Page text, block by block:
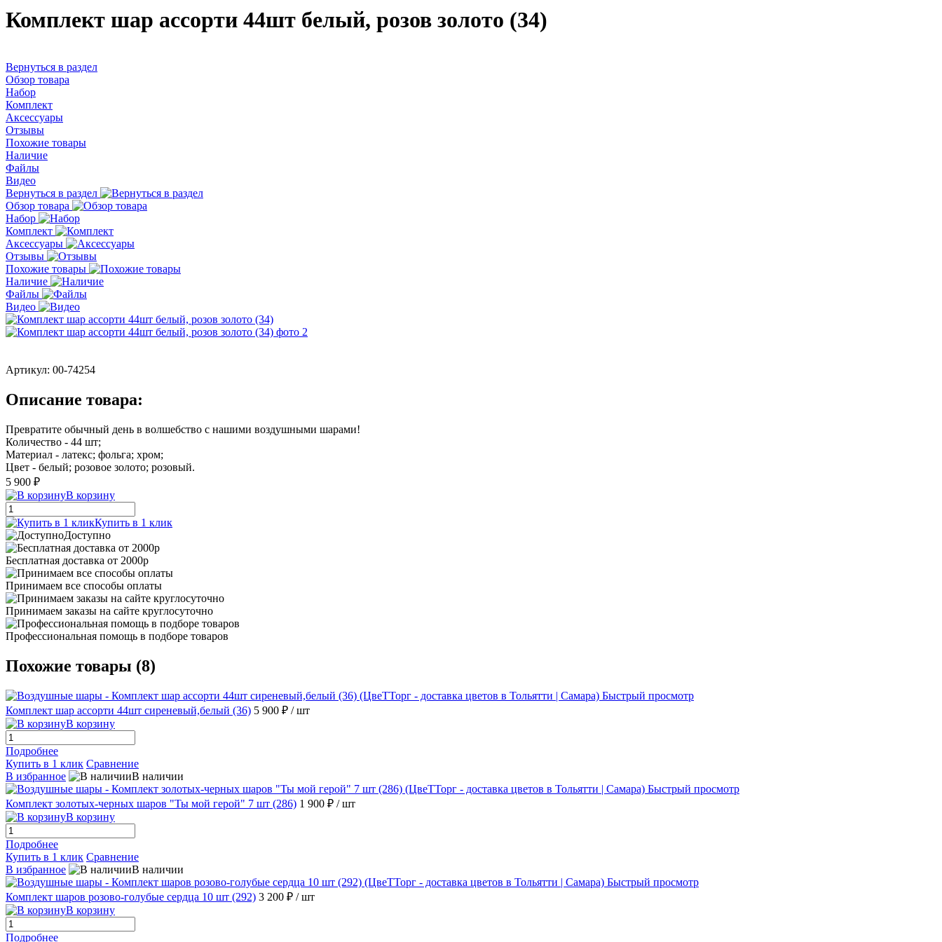
Комплект шар ассорти 44шт белый, розов золото (34)
Вернуться в раздел
Обзор товара
Набор
Комплект
Аксессуары
Отзывы
Похожие товары
Наличие
Файлы
Видео
Вернуться в раздел
Обзор товара
Набор
Комплект
Аксессуары
Отзывы
Похожие товары
Наличие
Файлы
Видео
Артикул: 00-74254
Описание товара:
Превратите обычный день в волшебство с нашими воздушными шарами!
Количество - 44 шт;
Материал - латекс; фольга; хром;
Цвет - белый; розовое золото; розовый.
5 900 ₽
В корзину
Купить в 1 клик
Доступно
Бесплатная доставка от 2000р
Принимаем все способы оплаты
Принимаем заказы на сайте круглосуточно
Профессиональная помощь в подборе товаров
Похожие товары (8)
Быстрый просмотр
Комплект шар ассорти 44шт сиреневый,белый (36) 5 900 ₽ / шт
В корзину
Подробнее
Купить в 1 клик Сравнение
В избранное
В наличии
Быстрый просмотр
Комплект золотых-черных шаров "Ты мой герой" 7 шт (286) 1 900 ₽ / шт
В корзину
Подробнее
Купить в 1 клик Сравнение
В избранное
В наличии
Быстрый просмотр
Комплект шаров розово-голубые сердца 10 шт (292) 3 200 ₽ / шт
В корзину
Подробнее